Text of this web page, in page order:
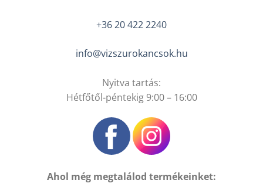
+36 20 422 2240
info@vizszurokancsok.hu
Nyitva tartás:
Hétfőtől-péntekig 9:00 – 16:00
Ahol még megtalálod termékeinket: